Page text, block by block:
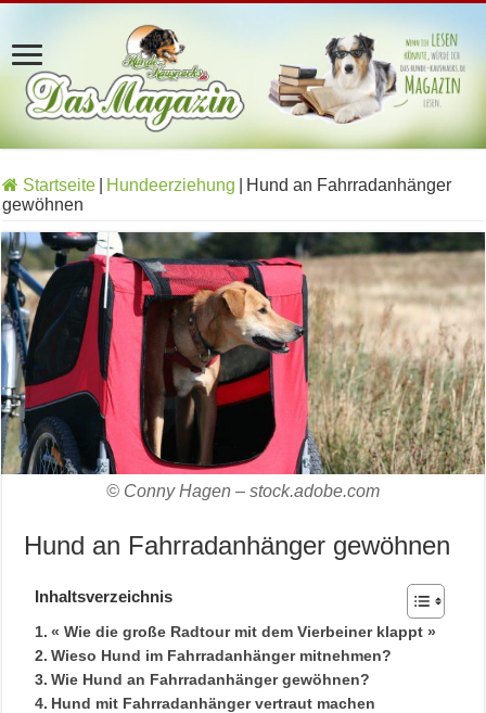
Startseite Hundeerziehung
Hund an Fahrradanhänger
gewöhnen
© Conny Hagen – stock.adobe.com
Hund an Fahrradanhänger gewöhnen
Inhaltsverzeichnis
« Wie die große Radtour mit dem Vierbeiner klappt »
Wieso Hund im Fahrradanhänger mitnehmen?
Wie Hund an Fahrradanhänger gewöhnen?
Hund mit Fahrradanhänger vertraut machen